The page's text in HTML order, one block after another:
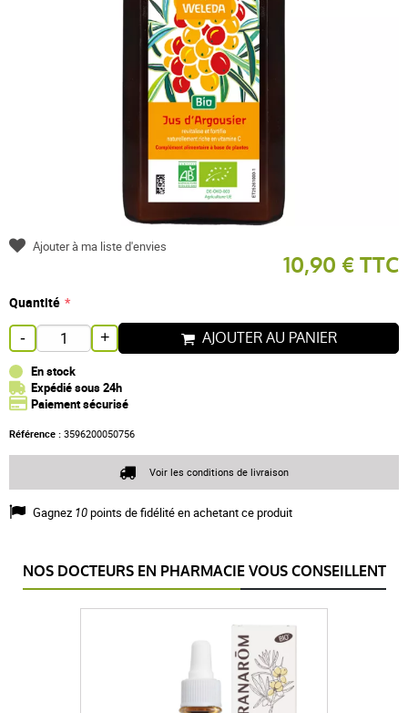
10,90 € TTC
Quantité
- + AJOUTER AU PANIER
En stock
Expédié sous 24h
Paiement sécurisé
Référence : 3596200050756
Gagnez 10points de fidélité en achetant ce produit
Ajouter à ma liste d'envies
Voir les conditions de livraison
NOS DOCTEURS EN PHARMACIE VOUS CONSEILLENT